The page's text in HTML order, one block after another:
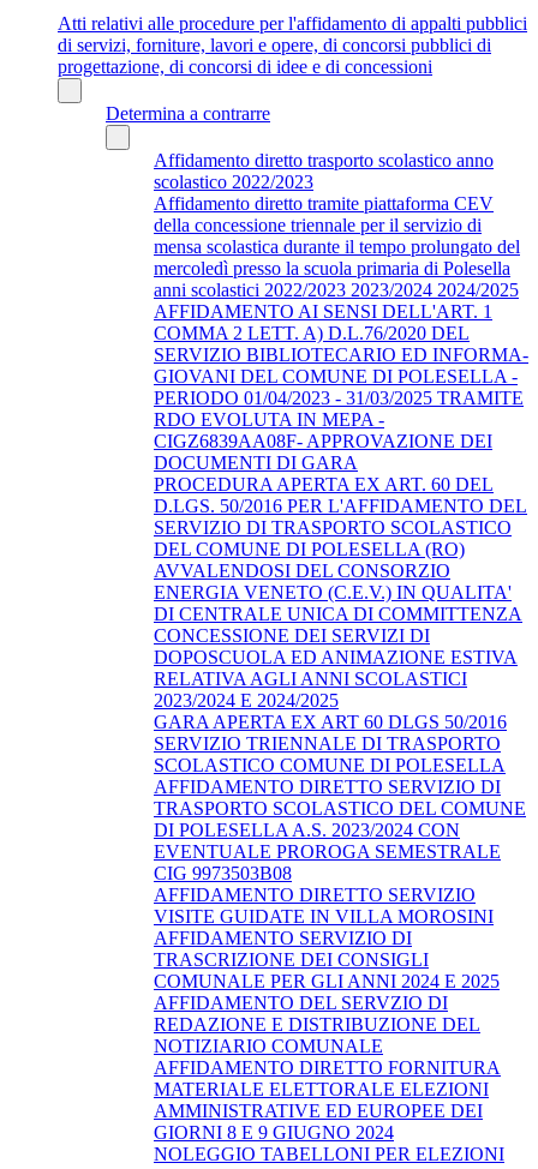
Atti relativi alle procedure per l'affidamento di appalti pubblici
di servizi, forniture, lavori e opere, di concorsi pubblici di
progettazione, di concorsi di idee e di concessioni
Determina a contrarre
Affidamento diretto trasporto scolastico anno
scolastico 2022/2023
Affidamento diretto tramite piattaforma CEV
della concessione triennale per il servizio di
mensa scolastica durante il tempo prolungato del
mercoledì presso la scuola primaria di Polesella
anni scolastici 2022/2023 2023/2024 2024/2025
AFFIDAMENTO AI SENSI DELL'ART. 1
COMMA 2 LETT. A) D.L.76/2020 DEL
SERVIZIO BIBLIOTECARIO ED INFORMA-
GIOVANI DEL COMUNE DI POLESELLA -
PERIODO 01/04/2023 - 31/03/2025 TRAMITE
RDO EVOLUTA IN MEPA -
CIGZ6839AA08F- APPROVAZIONE DEI
DOCUMENTI DI GARA
PROCEDURA APERTA EX ART. 60 DEL
D.LGS. 50/2016 PER L'AFFIDAMENTO DEL
SERVIZIO DI TRASPORTO SCOLASTICO
DEL COMUNE DI POLESELLA (RO)
AVVALENDOSI DEL CONSORZIO
ENERGIA VENETO (C.E.V.) IN QUALITA'
DI CENTRALE UNICA DI COMMITTENZA
CONCESSIONE DEI SERVIZI DI
DOPOSCUOLA ED ANIMAZIONE ESTIVA
RELATIVA AGLI ANNI SCOLASTICI
2023/2024 E 2024/2025
GARA APERTA EX ART 60 DLGS 50/2016
SERVIZIO TRIENNALE DI TRASPORTO
SCOLASTICO COMUNE DI POLESELLA
AFFIDAMENTO DIRETTO SERVIZIO DI
TRASPORTO SCOLASTICO DEL COMUNE
DI POLESELLA A.S. 2023/2024 CON
EVENTUALE PROROGA SEMESTRALE
CIG 9973503B08
AFFIDAMENTO DIRETTO SERVIZIO
VISITE GUIDATE IN VILLA MOROSINI
AFFIDAMENTO SERVIZIO DI
TRASCRIZIONE DEI CONSIGLI
COMUNALE PER GLI ANNI 2024 E 2025
AFFIDAMENTO DEL SERVZIO DI
REDAZIONE E DISTRIBUZIONE DEL
NOTIZIARIO COMUNALE
AFFIDAMENTO DIRETTO FORNITURA
MATERIALE ELETTORALE ELEZIONI
AMMINISTRATIVE ED EUROPEE DEI
GIORNI 8 E 9 GIUGNO 2024
NOLEGGIO TABELLONI PER ELEZIONI